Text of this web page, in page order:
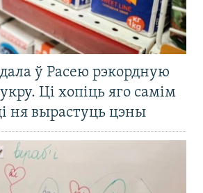
ў Расею рэкордную
Ці хопіць яго самім
ня вырастуць цэны